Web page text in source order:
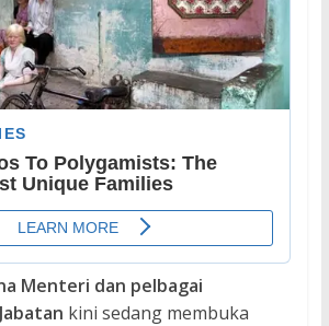
Menteri dan pelbagai
kini sedang membuka